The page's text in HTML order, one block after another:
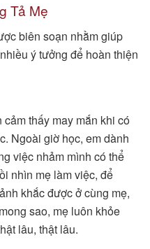
Tả Mẹ
biên soạn nhằm giúp
ý tưởng để hoàn thiện
thấy may mắn khi có
Ngoài giờ học, em dành
việc nhảm mình có thể
nhìn mẹ làm việc, để
khắc được ở cùng mẹ,
sao, mẹ luôn khỏe
lâu, thật lâu.